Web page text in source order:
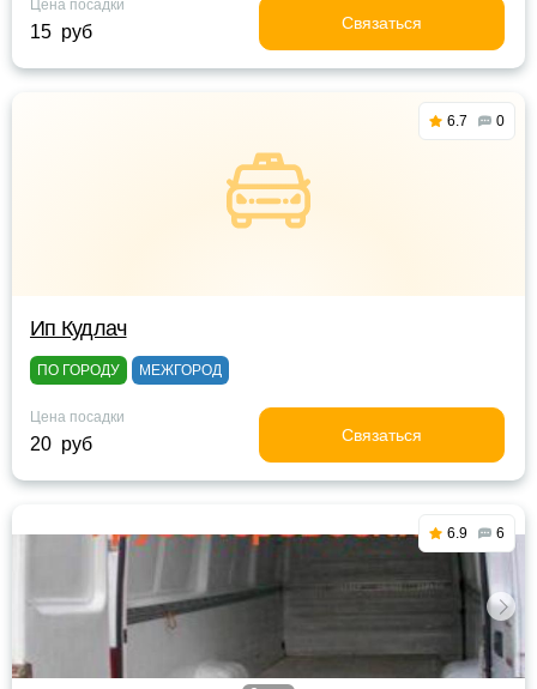
Цена посадки
15 руб Связаться
6.7 0
Ип Кудлач
ПО ГОРОДУ МЕЖГОРОД
Цена посадки
20 руб Связаться
6.9 6